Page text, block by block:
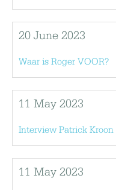
20 June 2023
Waar is Roger VOOR?
11 May 2023
Interview Patrick Kroon
11 May 2023